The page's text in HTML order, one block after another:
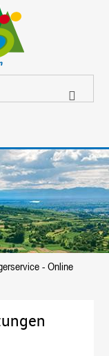
- Online